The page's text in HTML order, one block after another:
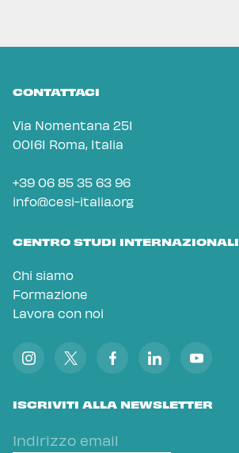
CONTATTACI
Via Nomentana 251
00161 Roma, Italia
+39 06 85 35 63 96
info@cesi-italia.org
CENTRO STUDI INTERNAZIONALI
Chi siamo
Formazione
Lavora con noi
ISCRIVITI ALLA NEWSLETTER